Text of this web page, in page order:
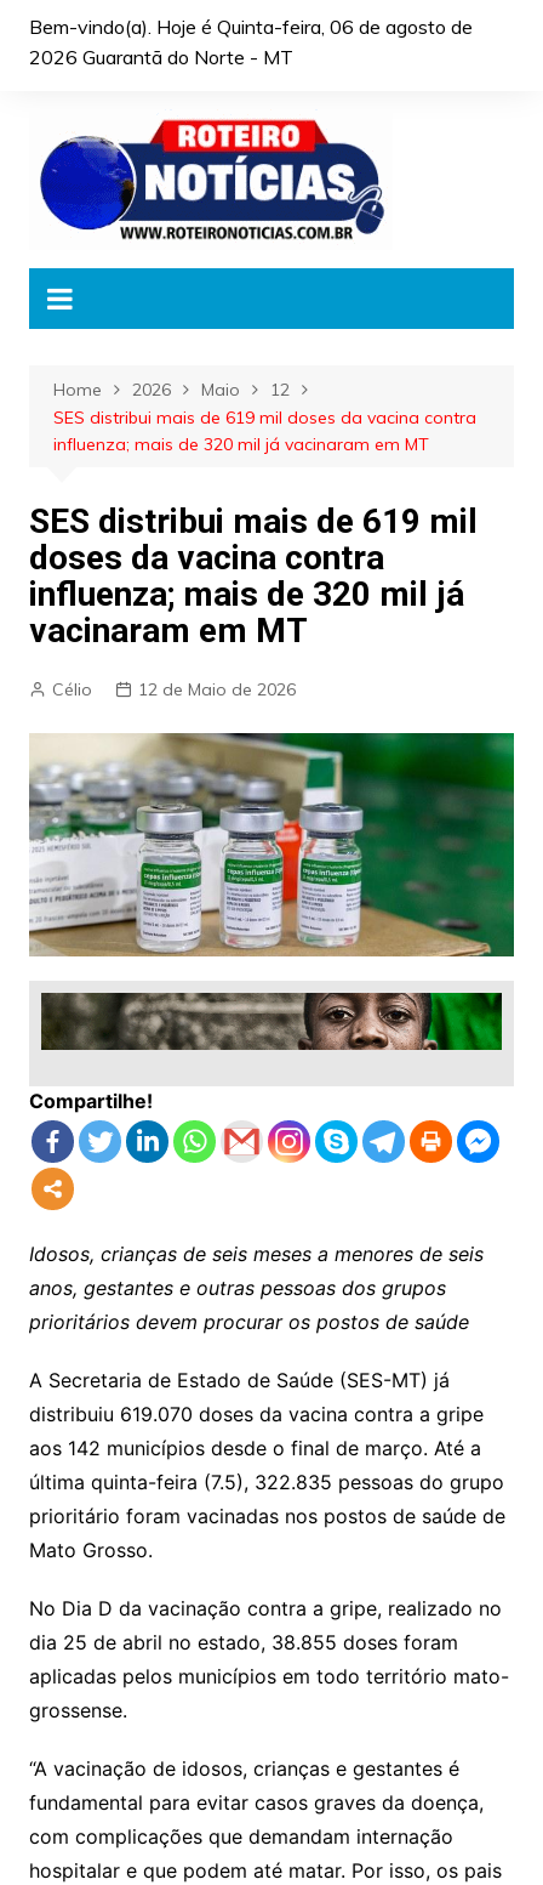
Bem-vindo(a). Hoje é Quinta-feira, 06 de agosto de
2026 Guarantã do Norte - MT
Home 2026 Maio
12
SES distribui mais de 619 mil doses da vacina contra
influenza; mais de 320 mil já vacinaram em MT
SES distribui mais de 619 mil
doses da vacina contra
influenza; mais de 320 mil já
vacinaram em MT
Célio 12 de Maio de 2026
Compartilhe!
Idosos, crianças de seis meses a menores de seis
anos, gestantes e outras pessoas dos grupos
prioritários devem procurar os postos de saúde
A Secretaria de Estado de Saúde (SES-MT) já
distribuiu 619.070 doses da vacina contra a gripe
aos 142 municípios desde o final de março. Até a
última quinta-feira (7.5), 322.835 pessoas do grupo
prioritário foram vacinadas nos postos de saúde de
Mato Grosso.
No Dia D da vacinação contra a gripe, realizado no
dia 25 de abril no estado, 38.855 doses foram
aplicadas pelos municípios em todo território mato-
grossense.
“A vacinação de idosos, crianças e gestantes é
fundamental para evitar casos graves da doença,
com complicações que demandam internação
hospitalar e que podem até matar. Por isso, os pais